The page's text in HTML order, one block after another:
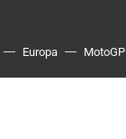
Europa MotoGP